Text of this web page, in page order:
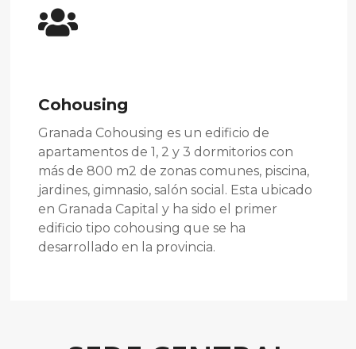
Cohousing
Granada Cohousing es un edificio de
apartamentos de 1, 2 y 3 dormitorios con
más de 800 m2 de zonas comunes, piscina,
jardines, gimnasio, salón social. Esta ubicado
en Granada Capital y ha sido el primer
edificio tipo cohousing que se ha
desarrollado en la provincia.